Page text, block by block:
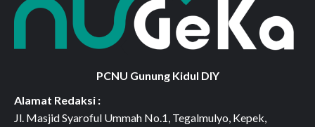
PCNU Gunung Kidul DIY
Alamat Redaksi :
Jl. Masjid Syaroful Ummah No.1, Tegalmulyo, Kepek,